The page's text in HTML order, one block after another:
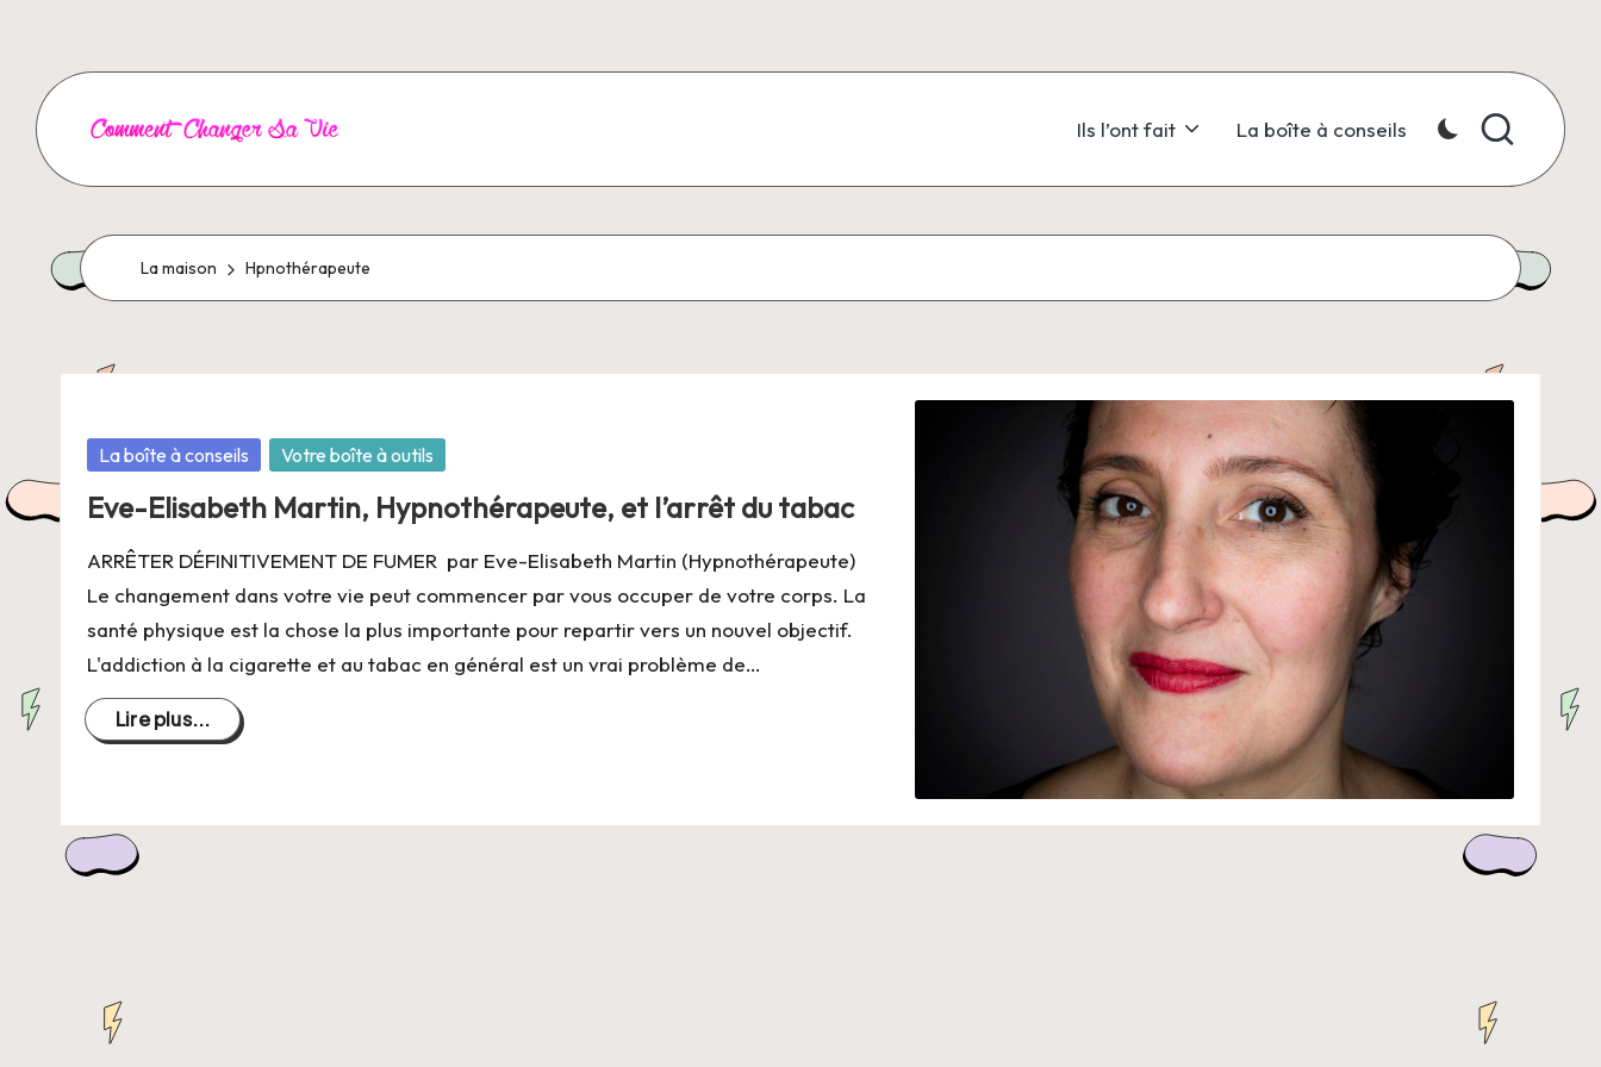
contenu
C
o
m
e
n
t
C
h
a
n
g
e
r
V
Ils l’ont fait La boîte à conseils
La maison Hpnothérapeute
Posté
La boîte à conseils Votre boîte à outils
Eve-Elisabeth Martin, Hypnothérapeute, et l’arrêt du tabac
ARRÊTER DÉFINITIVEMENT DE FUMER par Eve-Elisabeth Martin (Hypnothérapeute)
Le changement dans votre vie peut commencer par vous occuper de votre corps. La
santé physique est la chose la plus importante pour repartir vers un nouvel objectif.
L'addiction à la cigarette et au tabac en général est un vrai problème de…
Lire plus...